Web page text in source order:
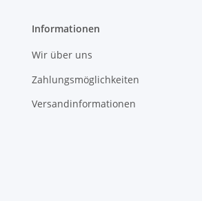
Informationen
Wir über uns
Zahlungsmöglichkeiten
Versandinformationen